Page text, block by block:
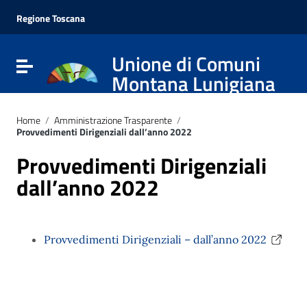
Vai al menu di navigazione
Vai al footer
Regione Toscana
Attiva / disattiva la navigazioneUnione di Comuni
Montana Lunigiana
Home / Amministrazione Trasparente /
Provvedimenti Dirigenziali dall’anno 2022
Provvedimenti Dirigenziali
dall’anno 2022
Provvedimenti Dirigenziali – dall’anno 2022